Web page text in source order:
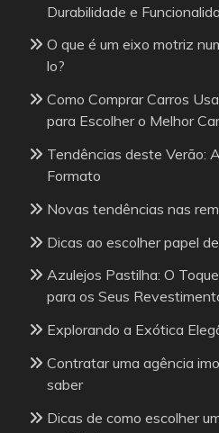
Durabilidade e
O que é um eixo motriz
lo?
Como Comprar Carros
para Escolher o Melhor
Tendências deste Verão:
Formato
Novas tendências nas
Dicas ao escolher papel
Azulejos Pastilha: O
para os Seus
Explorando a Exótica
Contratar uma agência
saber
Dicas de como escolher